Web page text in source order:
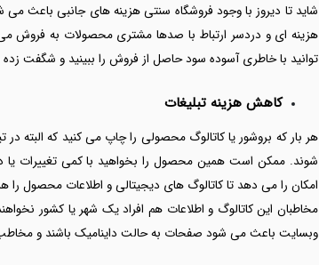
شاید تا دیروز با وجود فروشگاه سنتی هزینه های جانبی باعث
هزینه ای و دردسر ارتباط با صدها مشتری محصولات به فروش
توانید با خاطری آسوده سود حاصل از فروش را ببینید و شگفت
کاهش هزینه تبلیغات
هر بار که بروشور یا کاتالوگ محصولی را چاپ می کنید که البته
شوند. ممکن است همین محصول را بخواهید با کمی تغییرات یا
امکان را می دهد تا کاتالوگ های دیجیتالی و اطلاعات محصول
مخاطبان این کاتالوگ و اطلاعات هم افراد یک شهر یا کشور
وبسایت باعث می شود صفحات به حالت داینامیک باشند و مخاطب